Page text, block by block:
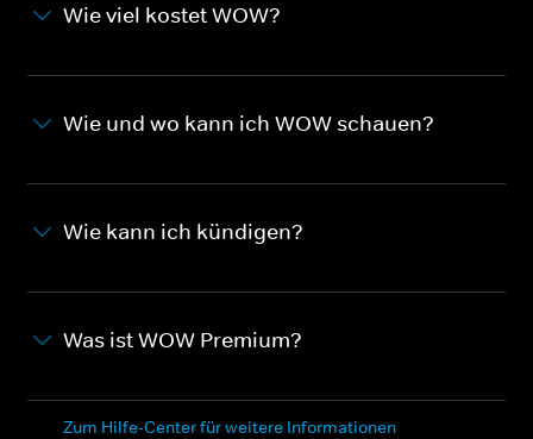
Wie viel kostet WOW?
Wie und wo kann ich WOW schauen?
Wie kann ich kündigen?
Was ist WOW Premium?
Zum Hilfe-Center für weitere Informationen